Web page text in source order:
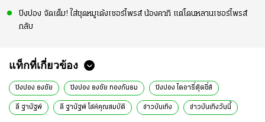
ปิงปอง จัดเต็ม! ใส่ชุดหมูเด้งเซอร์ไพรส์ น้องคากิ แต่โดนหลานเซอร์ไพรส์
กลับ
แท็กที่เกี่ยวข้อง
ปิงปอง ธงชัย ปิงปอง ธงชัย ทองกันธม ปิงปอง ไดอารี่ตุ๊ดซี่ส์
ลี ฐานัฐพ์ ลี ฐานัฐพ์ โล่ห์คุณสมบัติ ข่าวบันเทิง ข่าวบันเทิงวันนี้